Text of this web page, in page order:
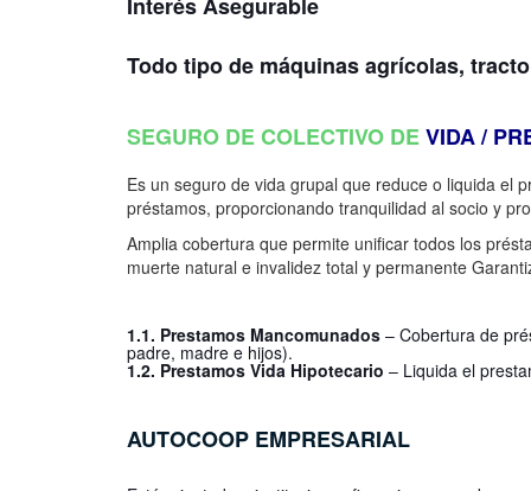
Interés Asegurable
Todo tipo de máquinas agrícolas,
SEGURO DE COLECTIVO DEVIDA /
Es un seguro de vida grupal que reduce o liquida el
préstamos, proporcionando tranquilidad al socio y
Amplia cobertura que permite unificar todos los
muerte natural e invalidez total y permanente
1.1. Prestamos Mancomunados– Cobertura de
padre, madre e hijos).
1.2. Prestamos Vida Hipotecario – Liquida el
AUTOCOOP EMPRESARIAL